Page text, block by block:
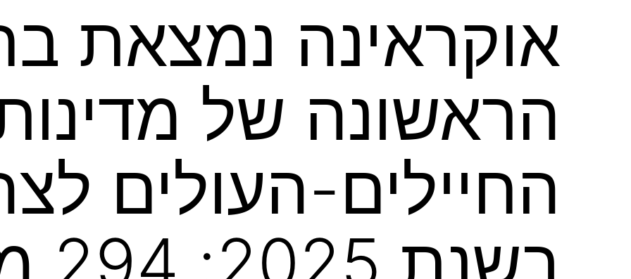
אוקראינה נמצאת
הראשונה של
החיילים-העולים